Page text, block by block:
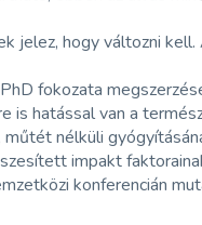
jelez, hogy változni
fokozata
is hatással van a
nélküli
impakt
konferencián